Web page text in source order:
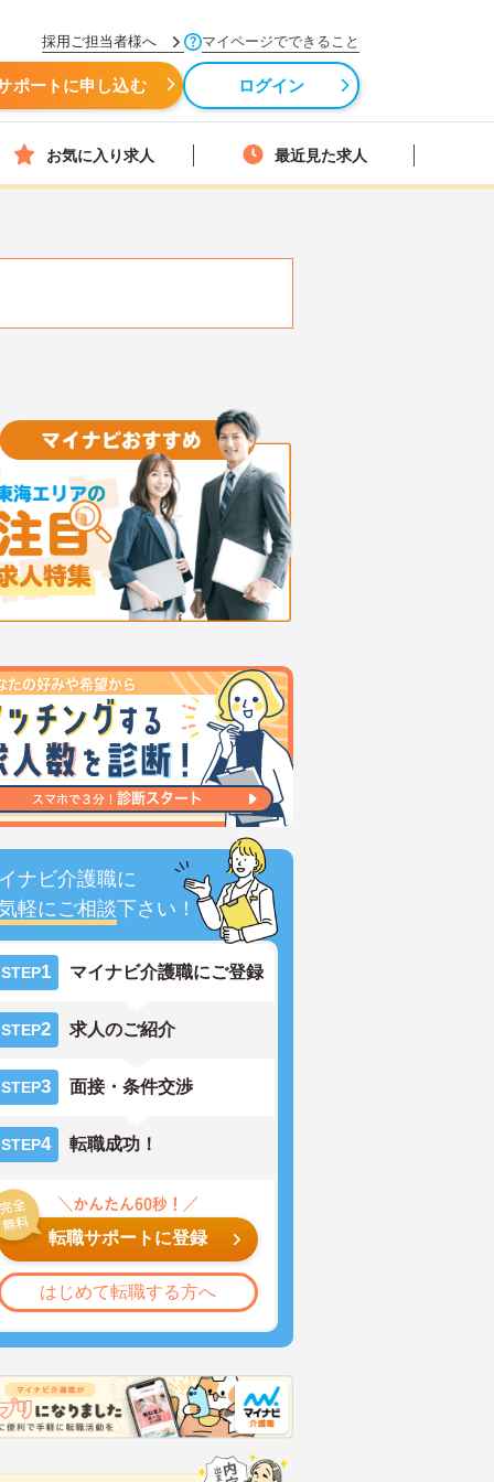
採用ご担当者様へ マイページでできること
ポートに申し込む ログイン
お気に入り求人 最近見た求人
ナビ介護職に
軽にご相談下さい！
STEP1 マイナビ介護職にご登録
STEP2 求人のご紹介
STEP3 面接・条件交渉
STEP4 転職成功！
転職サポートに登録
はじめて転職する方へ